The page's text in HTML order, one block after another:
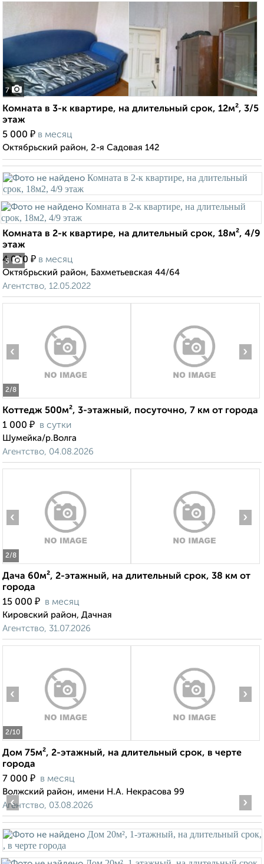
7
Комната в 3-к квартире, на длительный срок, 12м², 3/5
этаж
5 000 ₽ в месяц
Октябрьский район, 2-я Садовая 142
5
Комната в 2-к квартире, на длительный срок, 18м², 4/9
этаж
4 000 ₽ в месяц
Октябрьский район, Бахметьевская 44/64
Агентство, 12.05.2022
2/8
‹ ›
Коттедж 500м², 3-этажный, посуточно, 7 км от города
1 000 ₽ в сутки
Шумейка/р.Волга
Агентство, 04.08.2026
2/8
‹ ›
Дача 60м², 2-этажный, на длительный срок, 38 км от
города
15 000 ₽ в месяц
Кировский район, Дачная
Агентство, 31.07.2026
2/10
‹ ›
Дом 75м², 2-этажный, на длительный срок, в черте
города
7 000 ₽ в месяц
Волжский район, имени Н.А. Некрасова 99
Агентство, 03.08.2026
‹ ›